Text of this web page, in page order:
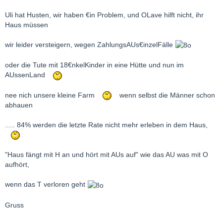
Uli hat Husten, wir haben €in Problem, und OLave hilft nicht, ihr
Haus müssen
wir leider versteigern, wegen ZahlungsAUs€inzelFälle
oder die Tute mit 18€nkelKinder in eine Hütte und nun im
AUssenLand
nee nich unsere kleine Farm
wenn selbst die Männer schon
abhauen
..... 84% werden die letzte Rate nicht mehr erleben in dem Haus,
"Haus fängt mit H an und hört mit AUs auf" wie das AU was mit O
aufhört,
wenn das T verloren geht
Gruss